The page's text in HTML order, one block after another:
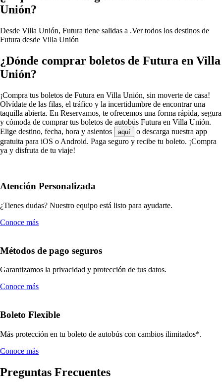
Unión?
Desde Villa Unión, Futura tiene salidas a .Ver todos los destinos de
Futura desde Villa Unión
¿Dónde comprar boletos de Futura en Villa
Unión?
¡Compra tus boletos de Futura en Villa Unión, sin moverte de casa!
Olvídate de las filas, el tráfico y la incertidumbre de encontrar una
taquilla abierta. En Reservamos, te ofrecemos una forma rápida, segura
y cómoda de comprar tus boletos de autobús Futura en Villa Unión.
Elige destino, fecha, hora y asientos
aquí
o descarga nuestra app
gratuita para iOS o Android. Paga seguro y recibe tu boleto. ¡Compra
ya y disfruta de tu viaje!
Atención Personalizada
¿Tienes dudas? Nuestro equipo está listo para ayudarte.
Conoce más
Métodos de pago seguros
Garantizamos la privacidad y protección de tus datos.
Conoce más
Boleto Flexible
Más protección en tu boleto de autobús con cambios ilimitados*.
Conoce más
Preguntas Frecuentes